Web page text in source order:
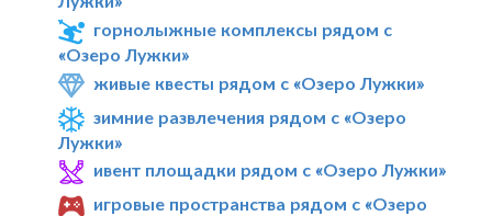
горнолыжные комплексы рядом с
«Озеро Лужки»
живые квесты рядом с «Озеро Лужки»
зимние развлечения рядом с «Озеро
Лужки»
ивент площадки рядом с «Озеро Лужки»
игровые пространства рядом с «Озеро